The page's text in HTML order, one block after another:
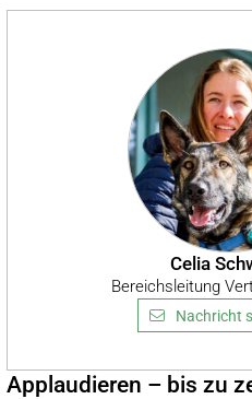
deutscher Schäferhund, ...
Celia
Bereichsleitung
Nachricht
Applaudieren – bis zu